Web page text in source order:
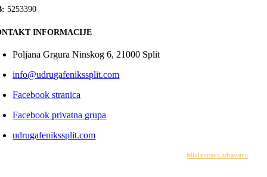
5253390
INFORMACIJE
Poljana Grgura Ninskog 6, 21000 Split
info@udrugafenikssplit.com
Facebook stranica
Facebook privatna grupa
udrugafenikssplit.com
Izrada web stranice financirana je sredstvimaMinistarstva zdravstva